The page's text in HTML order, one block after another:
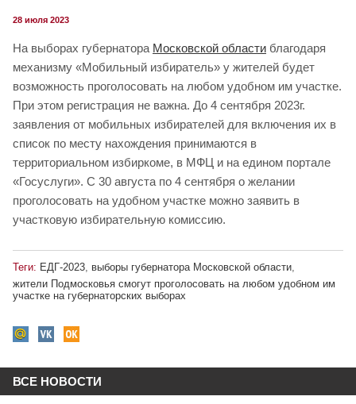
28 июля 2023
На выборах губернатора Московской области благодаря
механизму «Мобильный избиратель» у жителей будет
возможность проголосовать на любом удобном им участке.
При этом регистрация не важна. До 4 сентября 2023г.
заявления от мобильных избирателей для включения их в
список по месту нахождения принимаются в
территориальном избиркоме, в МФЦ и на едином портале
«Госуслуги». С 30 августа по 4 сентября о желании
проголосовать на удобном участке можно заявить в
участковую избирательную комиссию.
Теги: ЕДГ-2023 выборы губернатора Московской области
жители Подмосковья смогут проголосовать на любом удобном им
участке на губернаторских выборах
ВСЕ НОВОСТИ